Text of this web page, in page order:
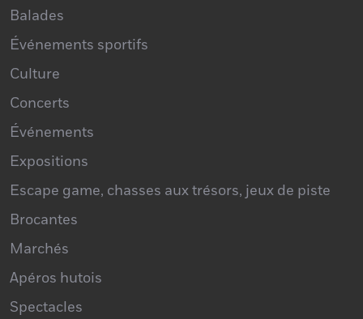
Visites guidées
Balades
Événements sportifs
Culture
Concerts
Événements
Expositions
Escape game, chasses aux trésors, jeux de piste
Brocantes
Marchés
Apéros hutois